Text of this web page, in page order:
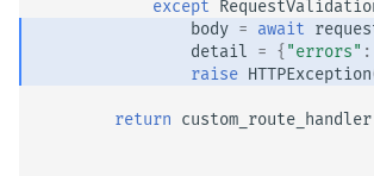
except
body = await
detail = { "errors" :
raise HTTPException
return custom_route_handler